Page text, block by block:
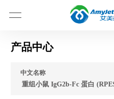
产品中心
中文名称
重组小鼠 IgG2b-Fc 蛋白